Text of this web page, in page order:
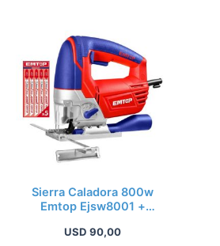
Sierra Caladora 800w
Emtop Ejsw8001 +
USD 90,00